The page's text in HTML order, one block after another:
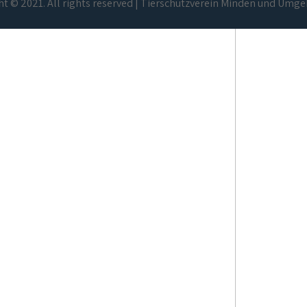
© 2021. All rights reserved | Tierschutzverein Minden und